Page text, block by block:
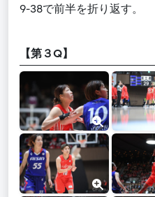
9-38で前半を折り返す。
【第３Q】